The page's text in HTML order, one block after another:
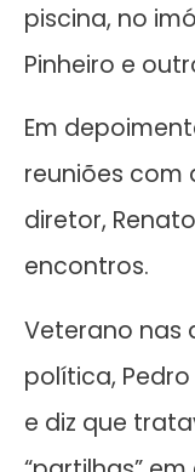
piscina, no
Pinheiro e
Em
reuniões com
diretor,
encontros.
Veterano nas
política,
e diz que